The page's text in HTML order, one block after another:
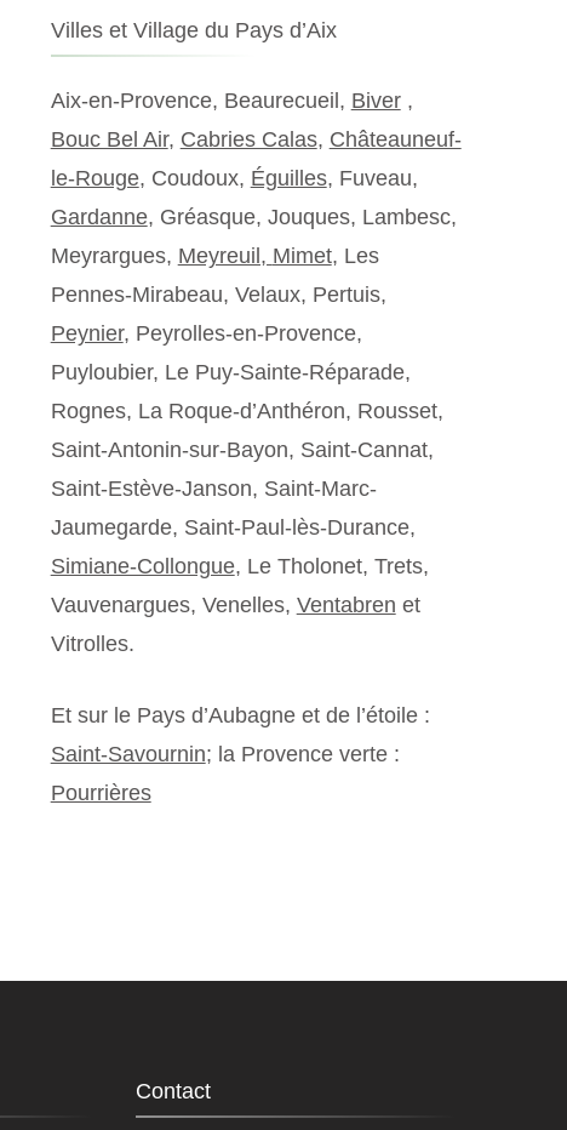
Villes et Village du Pays d’Aix
Aix-en-Provence, Beaurecueil, Biver,
Bouc Bel Air, Cabries Calas, Châteauneuf-
le-Rouge, Coudoux, Éguilles, Fuveau,
Gardanne, Gréasque, Jouques, Lambesc,
Meyrargues, Meyreuil, Mimet, Les
Pennes-Mirabeau, Velaux, Pertuis,
Peynier, Peyrolles-en-Provence,
Puyloubier, Le Puy-Sainte-Réparade,
Rognes, La Roque-d’Anthéron, Rousset,
Saint-Antonin-sur-Bayon, Saint-Cannat,
Saint-Estève-Janson, Saint-Marc-
Jaumegarde, Saint-Paul-lès-Durance,
Simiane-Collongue, Le Tholonet, Trets,
Vauvenargues, Venelles, Ventabren et
Vitrolles.
Et sur le Pays d’Aubagne et de l’étoile :
Saint-Savournin; la Provence verte :
Pourrières
Contact